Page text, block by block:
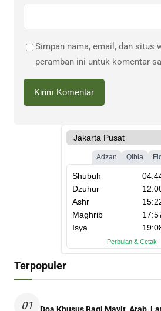
Simpan nama, email, dan situs
peramban ini untuk komentar
Terpopuler
01 Doa Khusus Bagi Mayit, Arab,